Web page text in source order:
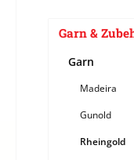
Garn &
Garn
Madeira
Gunold
Rheingold